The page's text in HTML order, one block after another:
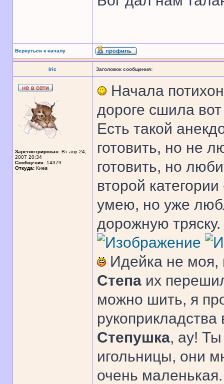
Вернуться к началу
Iric Заголовок сообщения:
Зарегистрирован: Вт апр 24,
2007 20:34
Сообщения: 14379
Откуда: Киев
Начала
дороге сшила
Есть такой
готовить, но не
готовить, но
второй
умею, но уже
дорожную тряску.
Идейка не моя,
Степа их
можно шить, я
рукоприкладства
Степушка, ау!
игольницы, они
очень маленькая.